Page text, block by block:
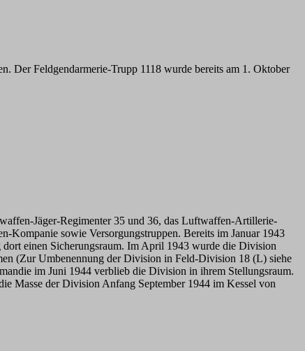
Der Feldgendarmerie-Trupp 1118 wurde bereits am 1. Oktober
Jäger-Regimenter 35 und 36, das Luftwaffen-Artillerie-
sowie Versorgungstruppen. Bereits im Januar 1943
einen Sicherungsraum. Im April 1943 wurde die Division
(Zur Umbenennung der Division in Feld-Division 18 (L) siehe
im Juni 1944 verblieb die Division in ihrem Stellungsraum.
Masse der Division Anfang September 1944 im Kessel von